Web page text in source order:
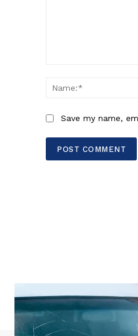
Save my name,